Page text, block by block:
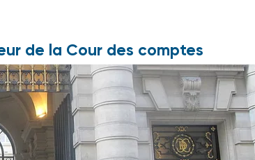
de la Cour des comptes